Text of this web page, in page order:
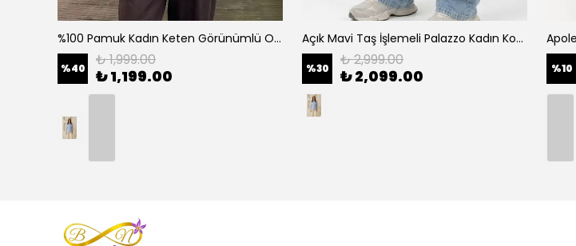
%100 Pamuk Kadın Keten Görünümlü Oversize Gömlek - Rahat Kesim Basic - Sarı
%40 ₺ 1,999.00
₺ 1,199.00
Açık Mavi Taş İşlemeli Palazzo Kadın Kot Pantolon - Mavi
%30 ₺ 2,999.00
₺ 2,099.00 %10